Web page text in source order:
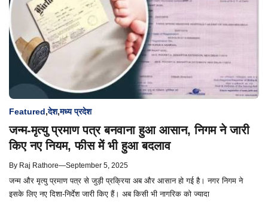
Featured,देश,मध्य प्रदेश
जन्म-मृत्यु प्रमाण पत्र बनवाना हुआ आसान, निगम ने जारी
किए नए नियम, फीस में भी हुआ बदलाव
By Raj Rathore—September 5, 2025
जन्म और मृत्यु प्रमाण पत्र से जुड़ी प्रक्रिया अब और आसान हो गई है। नगर निगम ने
इसके लिए नए दिशा-निर्देश जारी किए हैं। अब किसी भी नागरिक को ज्यादा